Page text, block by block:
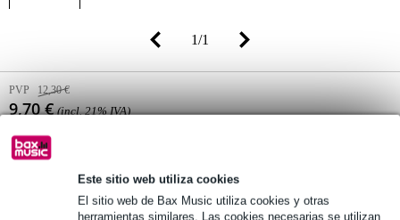
Este sitio web utiliza cookies
El sitio web de Bax Music utiliza cookies y otras
herramientas similares. Las cookies necesarias se utilizan
1/1
PVP 12,30 €
9,70 € (incl. 21% IVA)
Disponibilidad online
Alguna pieza en stock en nuestro almacén